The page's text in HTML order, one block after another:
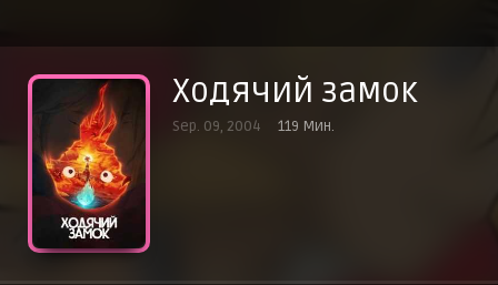
Ходячий замок
Sep. 09, 2004 119 Мин.